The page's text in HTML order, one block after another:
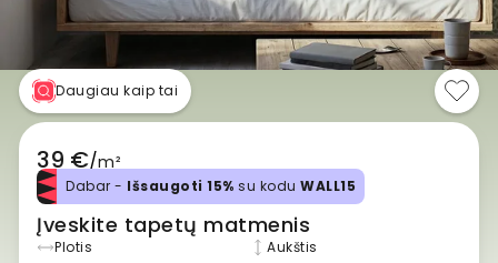
Daugiau kaip tai
39 €/m²
Dabar - Išsaugoti 15% su kodu WALL15
Įveskite tapetų matmenis
Plotis Aukštis